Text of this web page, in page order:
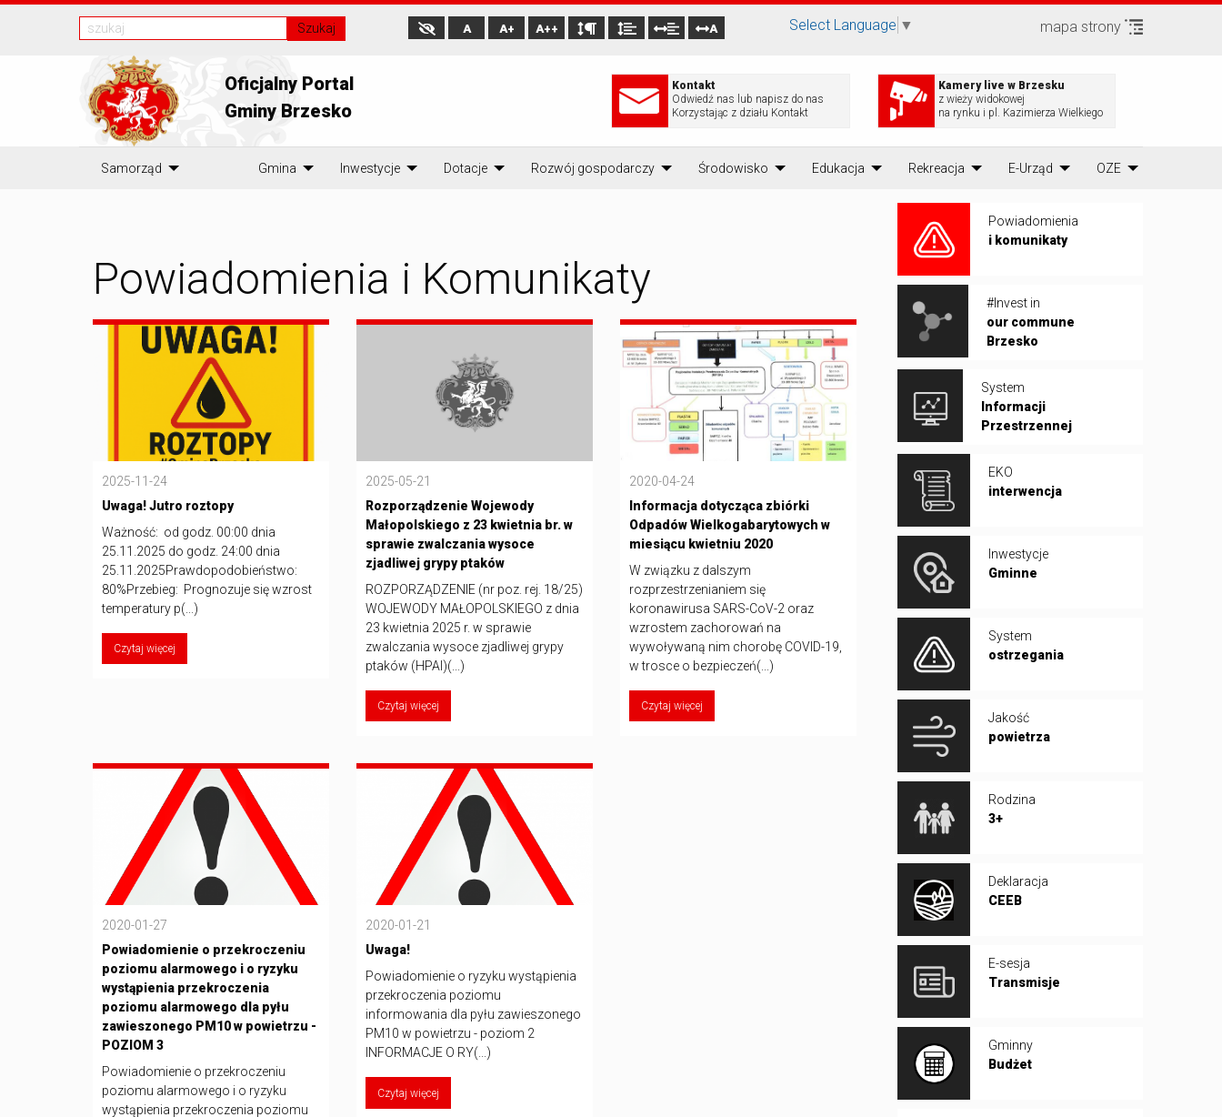
Szukaj A A+ A++ A Select Language ▼ mapa strony
Oficjalny Portal
Gminy Brzesko
Kontakt
Odwiedź nas lub napisz do nas
Korzystając z działu Kontakt
Kamery live w Brzesku
z wieży widokowej
na rynku i pl. Kazimierza Wielkiego
Samorząd Gmina Inwestycje Dotacje Rozwój gospodarczy Środowisko Edukacja Rekreacja E-Urząd OZE
Powiadomienia i Komunikaty
2025-11-24
Uwaga! Jutro roztopy
Ważność: od godz. 00:00 dnia
25.11.2025 do godz. 24:00 dnia
25.11.2025Prawdopodobieństwo:
80%Przebieg: Prognozuje się wzrost
temperatury p(...)
Czytaj więcej
2025-05-21
Rozporządzenie Wojewody
Małopolskiego z 23 kwietnia br. w
sprawie zwalczania wysoce
zjadliwej grypy ptaków
ROZPORZĄDZENIE (nr poz. rej. 18/25)
WOJEWODY MAŁOPOLSKIEGO z dnia
23 kwietnia 2025 r. w sprawie
zwalczania wysoce zjadliwej grypy
ptaków (HPAI)(...)
Czytaj więcej
2020-04-24
Informacja dotycząca zbiórki
Odpadów Wielkogabarytowych w
miesiącu kwietniu 2020
W związku z dalszym
rozprzestrzenianiem się
koronawirusa SARS-CoV-2 oraz
wzrostem zachorowań na
wywoływaną nim chorobę COVID-19,
w trosce o bezpieczeń(...)
Czytaj więcej
2020-01-27
Powiadomienie o przekroczeniu
poziomu alarmowego i o ryzyku
wystąpienia przekroczenia
poziomu alarmowego dla pyłu
zawieszonego PM10 w powietrzu -
POZIOM 3
Powiadomienie o przekroczeniu
poziomu alarmowego i o ryzyku
wystąpienia przekroczenia poziomu
2020-01-21
Uwaga!
Powiadomienie o ryzyku wystąpienia
przekroczenia poziomu
informowania dla pyłu zawieszonego
PM10 w powietrzu - poziom 2
INFORMACJE O RY(...)
Czytaj więcej
Powiadomienia
i komunikaty
#Invest in
our commune
Brzesko
System
Informacji
Przestrzennej
EKO
interwencja
Inwestycje
Gminne
System
ostrzegania
Jakość
powietrza
Rodzina
3+
Deklaracja
CEEB
E-sesja
Transmisje
Gminny
Budżet